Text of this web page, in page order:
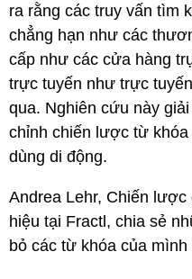
ra rằng các truy vấn tìm
chẳng hạn như các
cấp như các cửa hàng
trực tuyến như trực
qua. Nghiên cứu này
chỉnh chiến lược từ
dùng di động.
Andrea Lehr, Chiến
hiệu tại Fractl, chia sẻ
bỏ các từ khóa của mình